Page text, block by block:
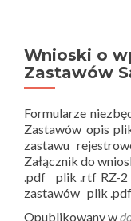
Wnioski o
Zastawów
Formularze
Zastawów opis
zastawu
Załącznik do
.pdf plik .rtf RZ-2
zastawów plik
Opublikowany w